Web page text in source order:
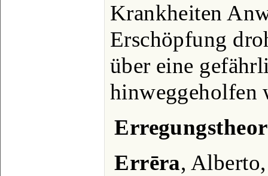
Krankheiten
Erschöpfung
über eine
hinweggeholfen
Errēra,